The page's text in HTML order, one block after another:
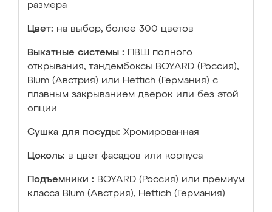
размера
Цвет: на выбор, более 300 цветов
Выкатные системы :
ПВШ полного
открывания, тандембоксы BOYARD (Россия),
Blum (Австрия) или Hettich (Германия) с
плавным закрыванием дверок или без этой
опции
Сушка для посуды: Хромированная
Цоколь: в цвет фасадов или корпуса
Подъемники : BOYARD (Россия) или премиум
класса Blum (Австрия), Hettich (Германия)